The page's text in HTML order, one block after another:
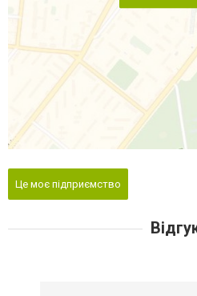
Це моє підприємство